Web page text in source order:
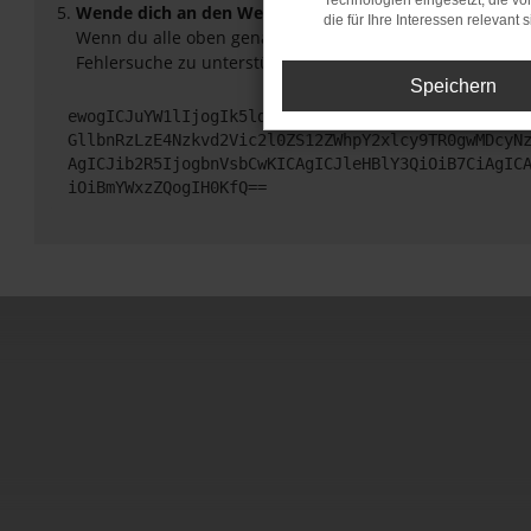
Wende dich an den Webseitenbetreiber.
Wenn du alle oben genannten Schritte versucht hast,
Fehlersuche zu unterstützen:
iOiBmYWxzZQogIH0KfQ==
die für Ihre Interessen relevant
Speichern